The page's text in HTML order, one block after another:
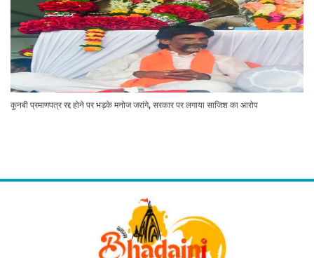
कुनबी प्रमाणपत्र रद्द होने पर भड़के मनोज जरांगे, सरकार पर लगाया साजिश का आरोप